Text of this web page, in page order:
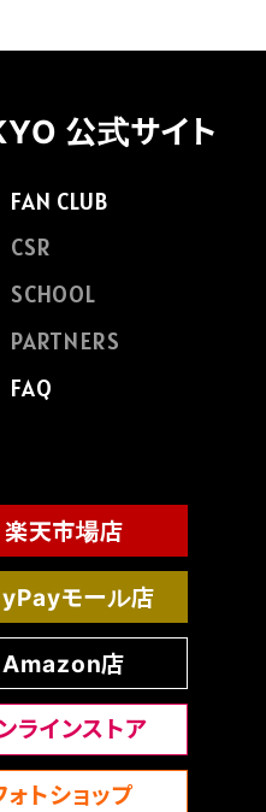
公式サイト
FAN CLUB
CSR
SCHOOL
PARTNERS
FAQ
天市場店
モール店
店
ラインストア
トショップ